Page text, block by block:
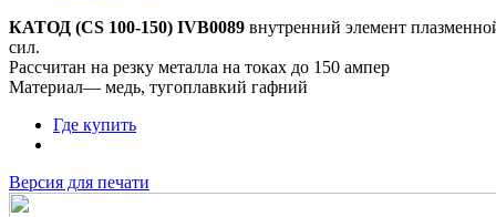
КАТОД (CS 100-150) IVB0089 внутренний элемент
сил.
Рассчитан на резку металла на токах до 150 ампер
Материал— медь, тугоплавкий гафний
Где купить
Версия для печати